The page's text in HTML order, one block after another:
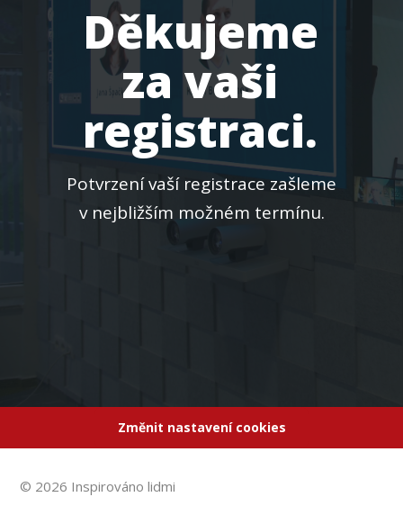
Děkujeme
za vaši
registraci.
Potvrzení vaší registrace zašleme
v nejbližším možném termínu.
Změnit nastavení cookies
© 2026 Inspirováno lidmi